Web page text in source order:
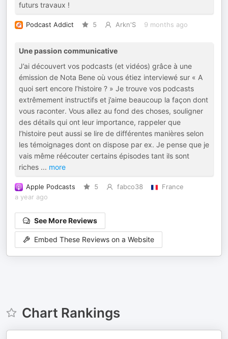
futurs travaux !
Podcast Addict 5 Arkn'S 9 months ago
Une passion communicative
J’ai découvert vos podcasts (et vidéos) grâce à une
émission de Nota Bene où vous étiez interviewé sur « A
quoi sert encore l’histoire ? » Je trouve vos podcasts
extrêmement instructifs et j’aime beaucoup la façon dont
vous raconter. Vous allez au fond des choses, souligner
des détails qui ont leur importance, rappeler que
l’histoire peut aussi se lire de différentes manières selon
les témoignages dont on dispose par ex. Je pense que je
vais même réécouter certains épisodes tant ils sont
riches ... more
Apple Podcasts 5 fabco38
France
a year ago
See More Reviews
Embed These Reviews on a Website
Chart Rankings